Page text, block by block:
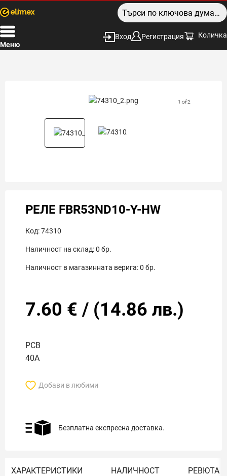
Меню
Вход Регистрация Количка
1 of 2
РЕЛЕ FBR53ND10-Y-HW
Код:74310
Наличност на склад:0 бр.
Наличност в магазинната верига:0 бр.
7.60 € / (14.86 лв.)
PCB
40A
Добави в любими
Безплатна експресна доставка.
ХАРАКТЕРИСТИКИ НАЛИЧНОСТ РЕВЮТА